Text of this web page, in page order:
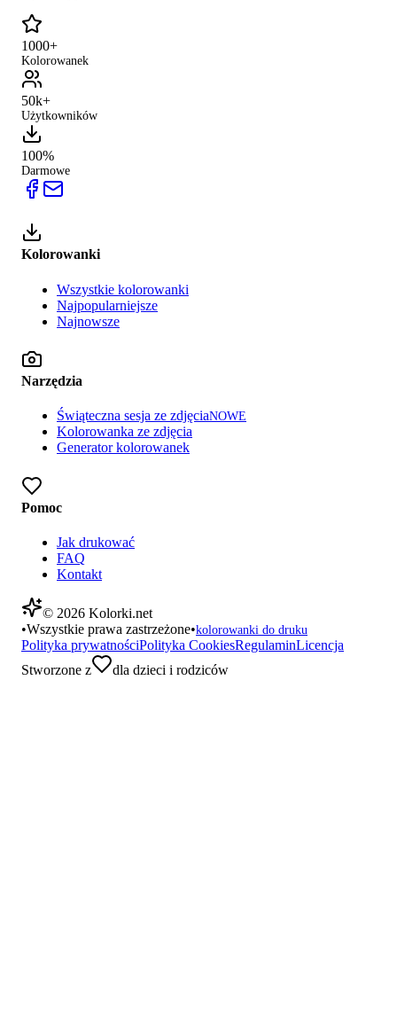
1000+
Kolorowanek
50k+
Użytkowników
100%
Darmowe
Kolorowanki
Wszystkie kolorowanki
Najpopularniejsze
Najnowsze
Narzędzia
Świąteczna sesja ze zdjęciaNOWE
Kolorowanka ze zdjęcia
Generator kolorowanek
Pomoc
Jak drukować
FAQ
Kontakt
© 2026 Kolorki.net
•Wszystkie prawa zastrzeżone•kolorowanki do druku
Polityka prywatnościPolityka CookiesRegulaminLicencja
Stworzone z
dla dzieci i rodziców